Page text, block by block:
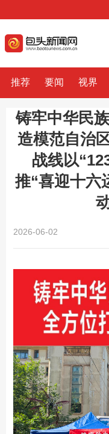
推荐 要闻 视界
铸牢中华民
造模范自治
战线以
推“喜迎十六
2026-06-02